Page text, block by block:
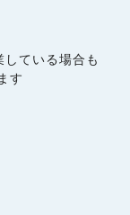
している場合も
す